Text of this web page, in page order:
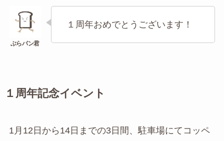
１周年おめでとうございます！
１周年記念イベント
1月12日から14日までの3日間、駐車場にてコッペ